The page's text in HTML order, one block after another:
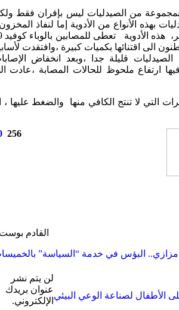
بمجموعة من الصيدليات ليس بإفران فقط
بهذه الأنواع من الأدوية إما لنفاذ
وإما للطلب المتزايد
الى اقتنائها بكميات كبيرة ،وافتقدت
قليلة جدا ،وبعد انخفاض
ارتفاع ملحوظ للحالات المصابة ،عادت
التي لا تنتج الكافي منها والضغط عليها ،
256
القادم بوست
أمزازي.. البؤس في خدمة “السياسة”
الأطفال لصناعة الوعي البيئي
لن يتم نشر
عنوان بريدك
الإلكتروني.